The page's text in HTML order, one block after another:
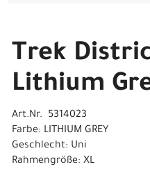
Trek
Lithium
Art.Nr. 5314023
Farbe: LITHIUM GREY
Geschlecht: Uni
Rahmengröße: XL